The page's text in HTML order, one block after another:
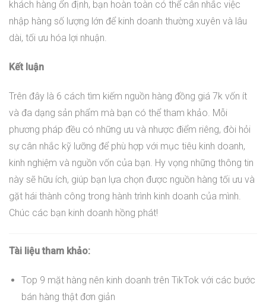
khách hàng ổn định, bạn hoàn toàn có thể cân nhắc việc
nhập hàng số lượng lớn để kinh doanh thường xuyên và lâu
dài, tối ưu hóa lợi nhuận.
Kết luận
Trên đây là 6 cách tìm kiếm nguồn hàng đồng giá 7k vốn ít
và đa dạng sản phẩm mà bạn có thể tham khảo. Mỗi
phương pháp đều có những ưu và nhược điểm riêng, đòi hỏi
sự cân nhắc kỹ lưỡng để phù hợp với mục tiêu kinh doanh,
kinh nghiệm và nguồn vốn của bạn. Hy vọng những thông tin
này sẽ hữu ích, giúp bạn lựa chọn được nguồn hàng tối ưu và
gặt hái thành công trong hành trình kinh doanh của mình.
Chúc các bạn kinh doanh hồng phát!
Tài liệu tham khảo:
Top 9 mặt hàng nên kinh doanh trên TikTok với các bước
bán hàng thật đơn giản